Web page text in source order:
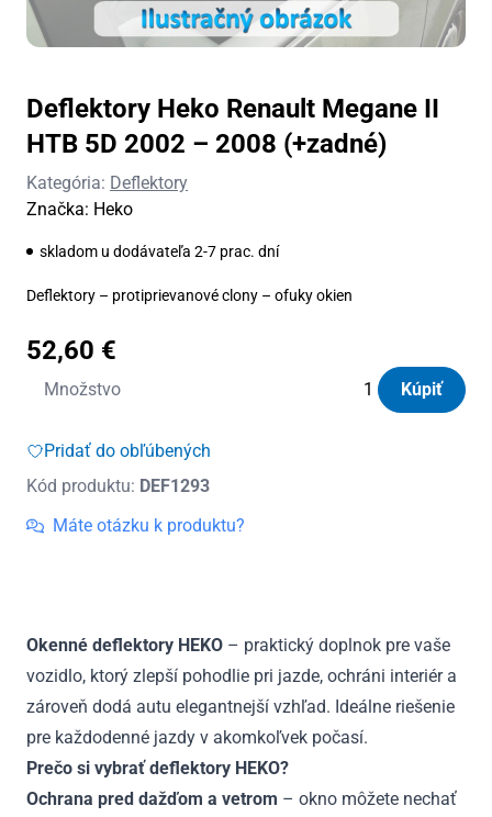
Deflektory Heko Renault Megane II
HTB 5D 2002 – 2008 (+zadné)
Kategória: Deflektory
Značka: Heko
skladom u dodávateľa 2-7 prac. dní
Deflektory – protiprievanové clony – ofuky okien
52,60 €
Množstvo
množstvo
Heko
Megane
II
2008
(+zadné)
Kúpiť
Pridať do obľúbených
Kód produktu: DEF1293
Máte otázku k produktu?
Okenné deflektory HEKO – praktický doplnok pre vaše
vozidlo, ktorý zlepší pohodlie pri jazde, ochráni interiér a
zároveň dodá autu elegantnejší vzhľad. Ideálne riešenie
pre každodenné jazdy v akomkoľvek počasí.
Prečo si vybrať deflektory HEKO?
Ochrana pred dažďom a vetrom – okno môžete nechať